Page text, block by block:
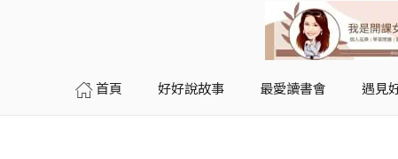
開課女王 李秋玉
拿起麥克風，影響全世界
首頁 好好說故事 最愛讀書會 遇見